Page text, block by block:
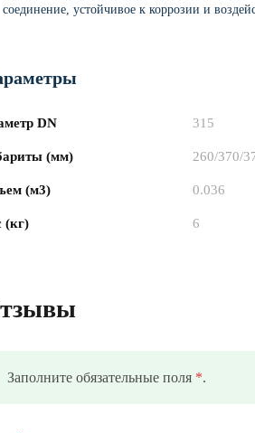
соединение, устойчивое к коррозии и
DN 315
(мм) 260/370/
(м3) 0.036
(кг) 6
Заполните обязательные поля *.